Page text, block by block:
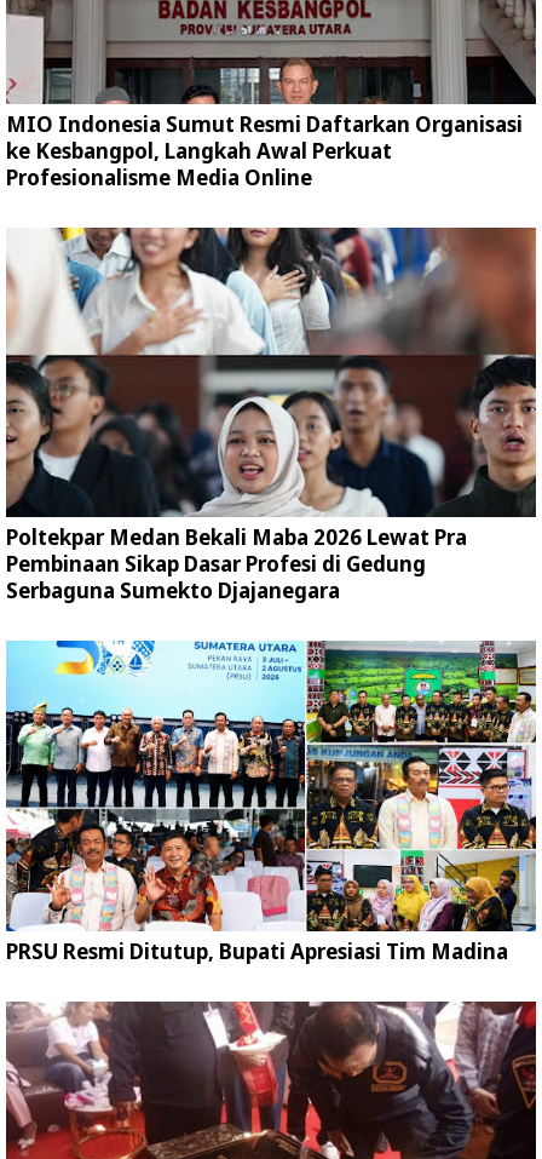
MIO Indonesia Sumut Resmi Daftarkan Organisasi
ke Kesbangpol, Langkah Awal Perkuat
Profesionalisme Media Online
Poltekpar Medan Bekali Maba 2026 Lewat Pra
Pembinaan Sikap Dasar Profesi di Gedung
Serbaguna Sumekto Djajanegara
PRSU Resmi Ditutup, Bupati Apresiasi Tim Madina